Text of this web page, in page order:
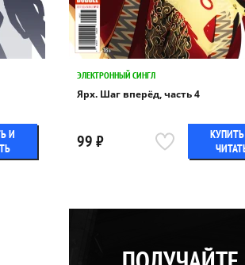
И
ЭЛЕКТРОННЫЙ СИНГЛ
Ярх. Шаг вперёд, часть 4
99 ₽